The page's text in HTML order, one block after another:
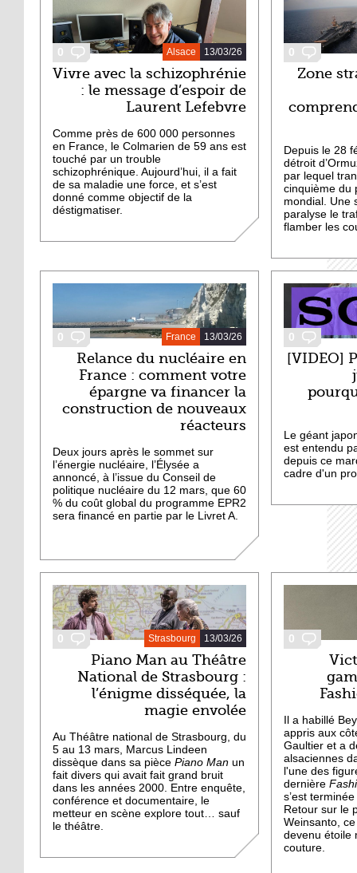
0 13/03/26
Alsace
Vivre avec la schizophrénie
: le message d’espoir de
Laurent Lefebvre
Comme près de 600 000 personnes
en France, le Colmarien de 59 ans est
touché par un trouble
schizophrénique. Aujourd’hui, il a fait
de sa maladie une force, et s’est
donné comme objectif de la
déstigmatiser.
0
Zone
Depuis le 28
détroit
par lequel
cinquième du
mondial. Une
paralyse le
flamber les
0 13/03/26
France
Relance du nucléaire en
France : comment votre
épargne va financer la
construction de nouveaux
réacteurs
Deux jours après le sommet sur
l’énergie nucléaire, l’Élysée a
annoncé, à l’issue du Conseil de
politique nucléaire du 12 mars, que 60
% du coût global du programme EPR2
sera financé en partie par le Livret A.
0
[VIDEO]
Le géant
est entendu
depuis ce
cadre d'un
0 13/03/26
Strasbourg
Piano Man au Théâtre
National de Strasbourg :
l’énigme disséquée, la
magie envolée
Au Théâtre national de Strasbourg, du
5 au 13 mars, Marcus Lindeen
dissèque dans sa pièce Piano Man un
fait divers qui avait fait grand bruit
dans les années 2000. Entre enquête,
conférence et documentaire, le
metteur en scène explore tout… sauf
le théâtre.
0
Il a habillé
appris aux
Gaultier et a
alsaciennes
l'une des
dernière
s’est
Retour sur le
Weinsanto,
devenu étoile
couture.